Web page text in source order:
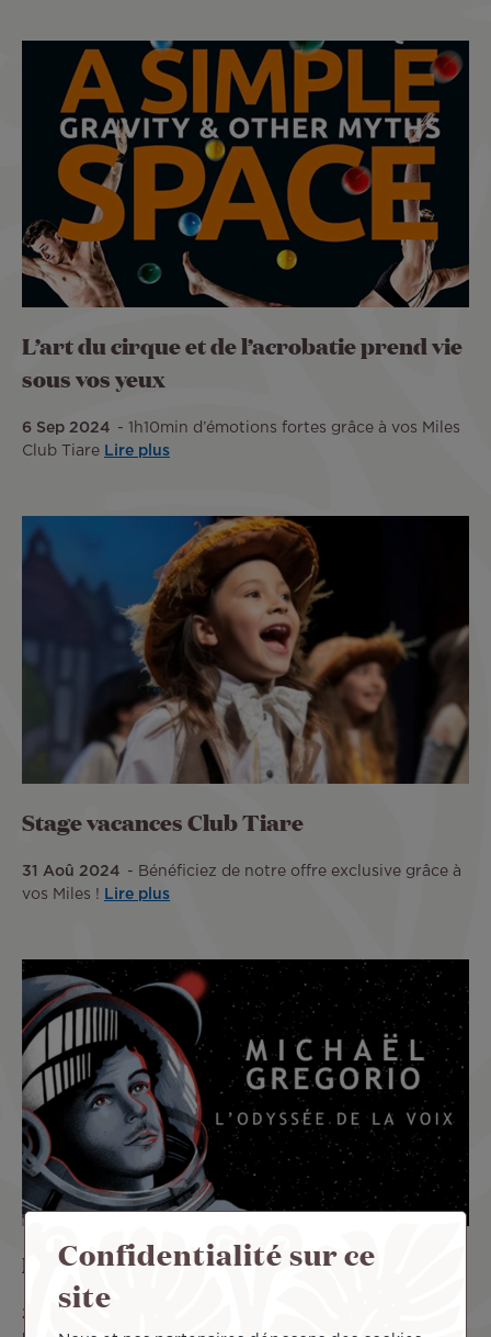
L’art du cirque et de l’acrobatie prend vie
sous vos yeux
6 Sep 2024
1h10min d’émotions fortes grâce à vos Miles
Club Tiare Lire plus
Stage vacances Club Tiare
31 Aoû 2024
Bénéficiez de notre offre exclusive grâce à
vos Miles !
Lire plus
Michaël Gregorio de retour au Fenua !
28 Aoû 2024
Confidentialité sur ce
site